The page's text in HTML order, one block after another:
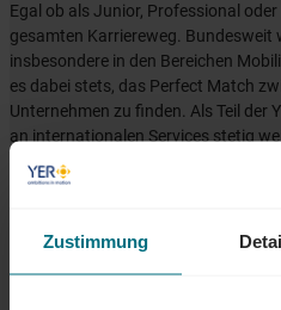
Zustimmung
Egal ob als Junior, Professional
gesamten Karriereweg.
insbesondere in den Bereichen
es dabei stets, das Perfect Match
Unternehmen zu finden. Als Teil der
an internationalen Services stetig
Perspektiven über Ländergrenzen
renommierten Kundenunternehmen
INTERESSIERT?